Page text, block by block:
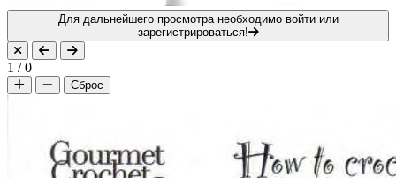
Для дальнейшего просмотра необходимо войти или
зарегистрироваться!
1 /0
Сброс